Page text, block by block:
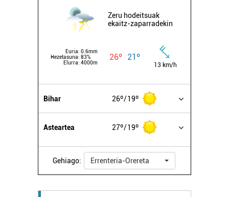
Zeru hodeitsuak
ekaitz-zaparradekin
Euria: 0.6mm
Hezetasuna: 83%
Elurra: 4000m
26º 21º
13 km/h
Bihar 26º 19º
Asteartea 27º 19º
Gehiago: Errenteria-Orereta